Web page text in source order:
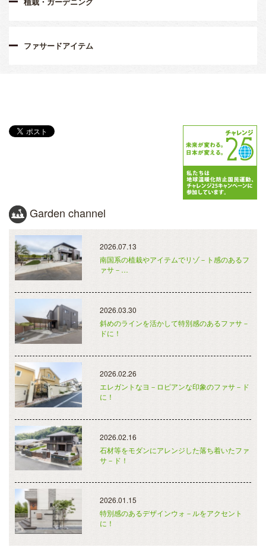
ファサードアイテム
Garden channel
2026.07.13
南国系の植栽やアイテムでリゾ－ト感のあるフ
ァサ－…
2026.03.30
斜めのラインを活かして特別感のあるファサ－
ドに！
2026.02.26
エレガントなヨ－ロピアンな印象のファサ－ド
に！
2026.02.16
石材等をモダンにアレンジした落ち着いたファ
サ－ド！
2026.01.15
特別感のあるデザインウォ－ルをアクセント
に！